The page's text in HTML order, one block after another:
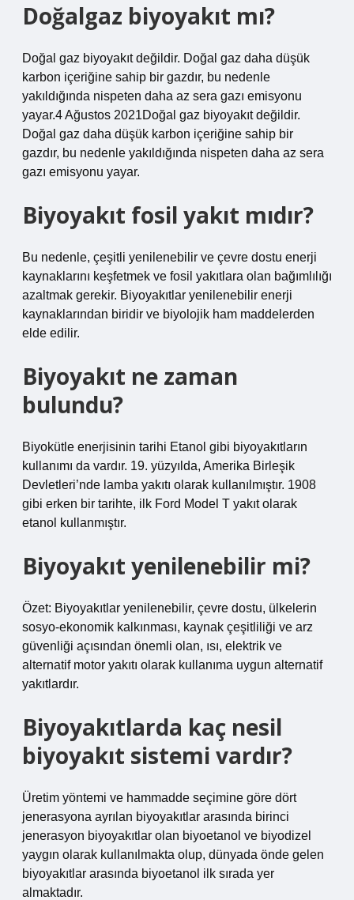
Doğalgaz biyoyakıt mı?
Doğal gaz biyoyakıt değildir. Doğal gaz daha düşük
karbon içeriğine sahip bir gazdır, bu nedenle
yakıldığında nispeten daha az sera gazı emisyonu
yayar.4 Ağustos 2021Doğal gaz biyoyakıt değildir.
Doğal gaz daha düşük karbon içeriğine sahip bir
gazdır, bu nedenle yakıldığında nispeten daha az sera
gazı emisyonu yayar.
Biyoyakıt fosil yakıt mıdır?
Bu nedenle, çeşitli yenilenebilir ve çevre dostu enerji
kaynaklarını keşfetmek ve fosil yakıtlara olan bağımlılığı
azaltmak gerekir. Biyoyakıtlar yenilenebilir enerji
kaynaklarından biridir ve biyolojik ham maddelerden
elde edilir.
Biyoyakıt ne zaman
bulundu?
Biyokütle enerjisinin tarihi Etanol gibi biyoyakıtların
kullanımı da vardır. 19. yüzyılda, Amerika Birleşik
Devletleri’nde lamba yakıtı olarak kullanılmıştır. 1908
gibi erken bir tarihte, ilk Ford Model T yakıt olarak
etanol kullanmıştır.
Biyoyakıt yenilenebilir mi?
Özet: Biyoyakıtlar yenilenebilir, çevre dostu, ülkelerin
sosyo-ekonomik kalkınması, kaynak çeşitliliği ve arz
güvenliği açısından önemli olan, ısı, elektrik ve
alternatif motor yakıtı olarak kullanıma uygun alternatif
yakıtlardır.
Biyoyakıtlarda kaç nesil
biyoyakıt sistemi vardır?
Üretim yöntemi ve hammadde seçimine göre dört
jenerasyona ayrılan biyoyakıtlar arasında birinci
jenerasyon biyoyakıtlar olan biyoetanol ve biyodizel
yaygın olarak kullanılmakta olup, dünyada önde gelen
biyoyakıtlar arasında biyoetanol ilk sırada yer
almaktadır.